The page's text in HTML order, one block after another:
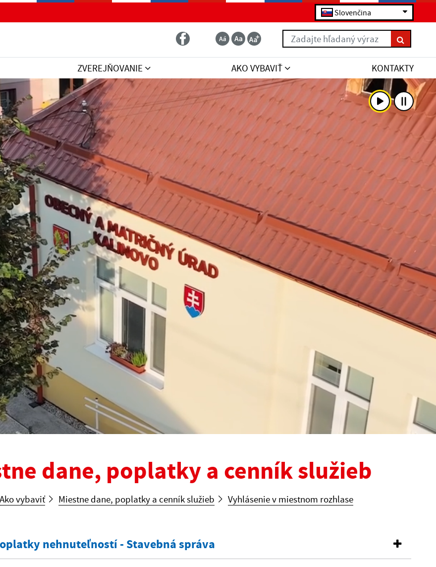
Slovenčina
Zadajte hľadaný výraz
ZVEREJŇOVANIE AKO VYBAVIŤ KONTAKTY
dane, poplatky a cenník služieb
Ako vybaviť Miestne dane, poplatky a cenník služieb Vyhlásenie v miestnom rozhlase
nehnuteľností - Stavebná správa